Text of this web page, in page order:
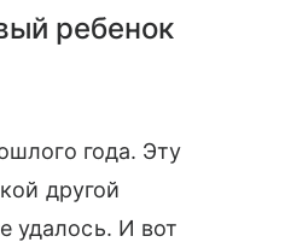
ребенок
года. Эту
другой
удалось. И вот